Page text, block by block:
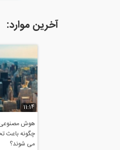
آخرین موارد:
11:14
هوش مصنوعی
چگونه باعث
می شوند؟